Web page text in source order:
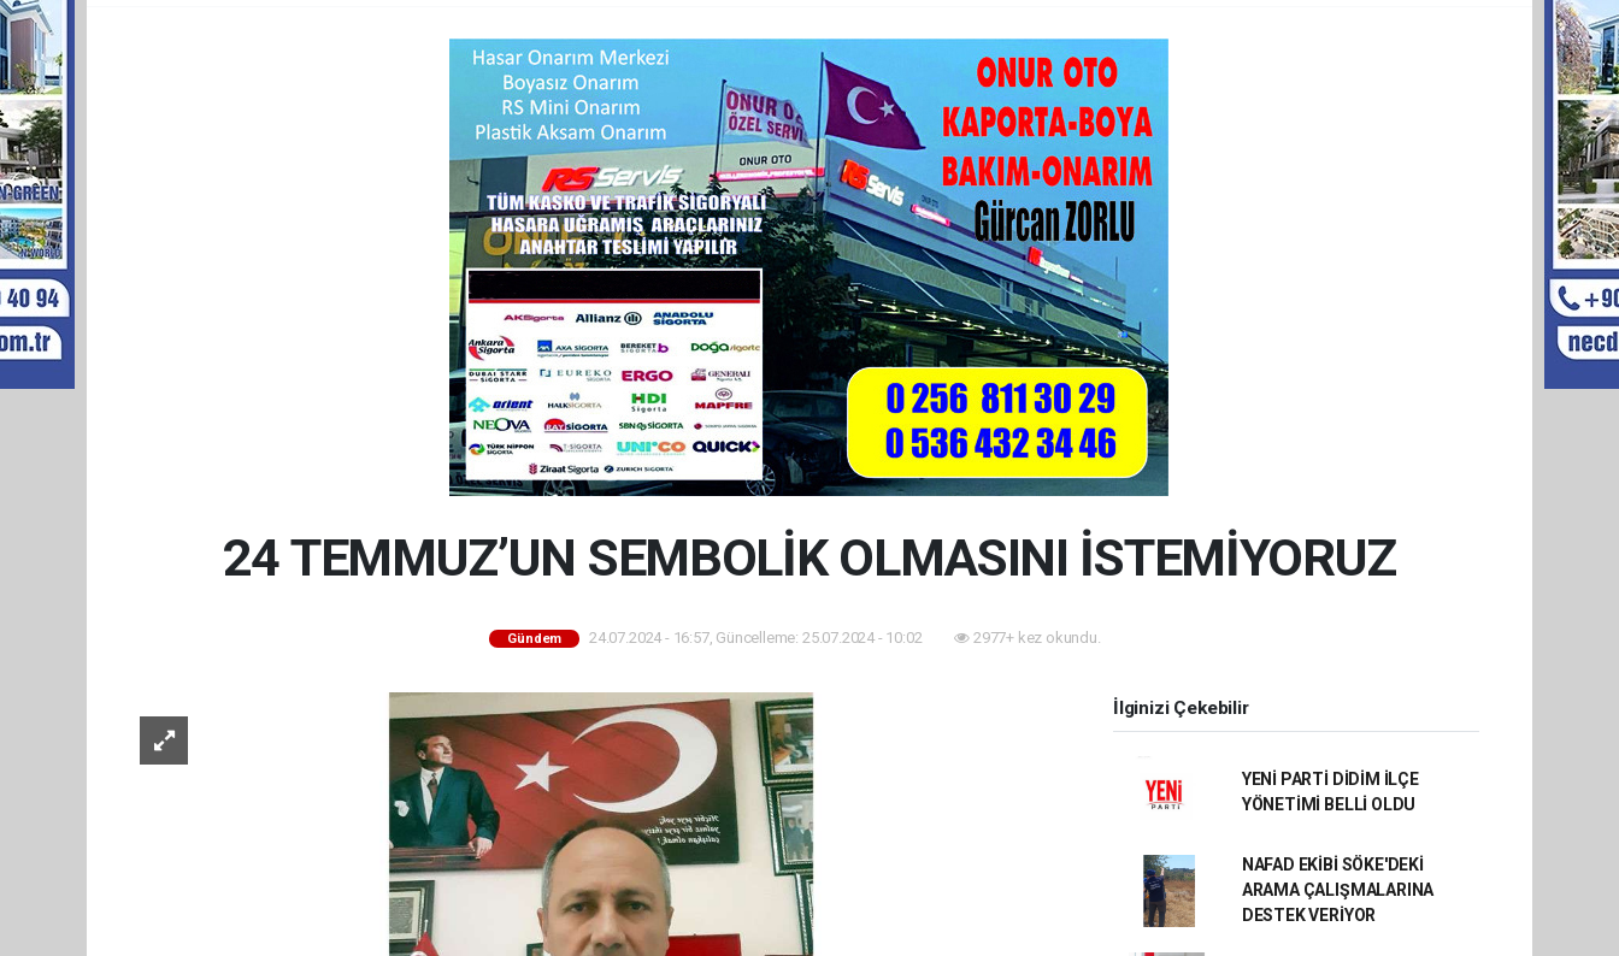
24 TEMMUZ’UN SEMBOLİK OLMASINI İSTEMİYORUZ
Gündem 24.07.2024 - 16:57, Güncelleme: 25.07.2024 - 10:02 2977+ kez okundu.
İlginizi Çekebilir
YENİ PARTİ DİDİM İLÇE
YÖNETİMİ BELLİ OLDU
NAFAD EKİBİ SÖKE'DEKİ
ARAMA ÇALIŞMALARINA
DESTEK VERİYOR